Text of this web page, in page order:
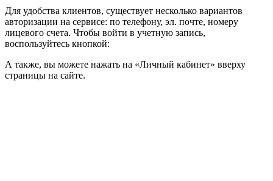
Для удобства клиентов, существует несколько вариантов
авторизации на сервисе: по телефону, эл. почте, номеру
лицевого счета. Чтобы войти в учетную запись,
воспользуйтесь кнопкой:
А также, вы можете нажать на «Личный кабинет» вверху
страницы на сайте.